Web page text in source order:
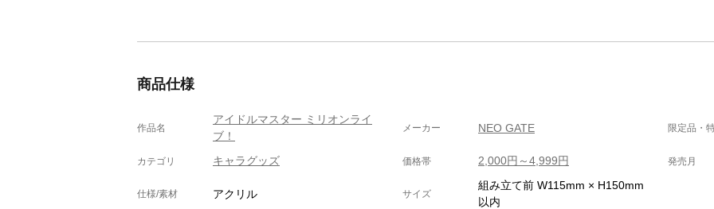
商品仕様
作品名
アイドルマスター ミリオンライ
ブ！
メーカー NEO GATE 限定品・
カテゴリ キャラグッズ 価格帯 2,000円～4,999円 発売月
仕様/素材 アクリル サイズ
組み立て前 W115mm × H150mm
以内